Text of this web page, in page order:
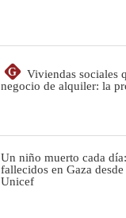
G
Viviendas sociales
negocio de alquiler: la
Un niño muerto cada
fallecidos en Gaza
Unicef